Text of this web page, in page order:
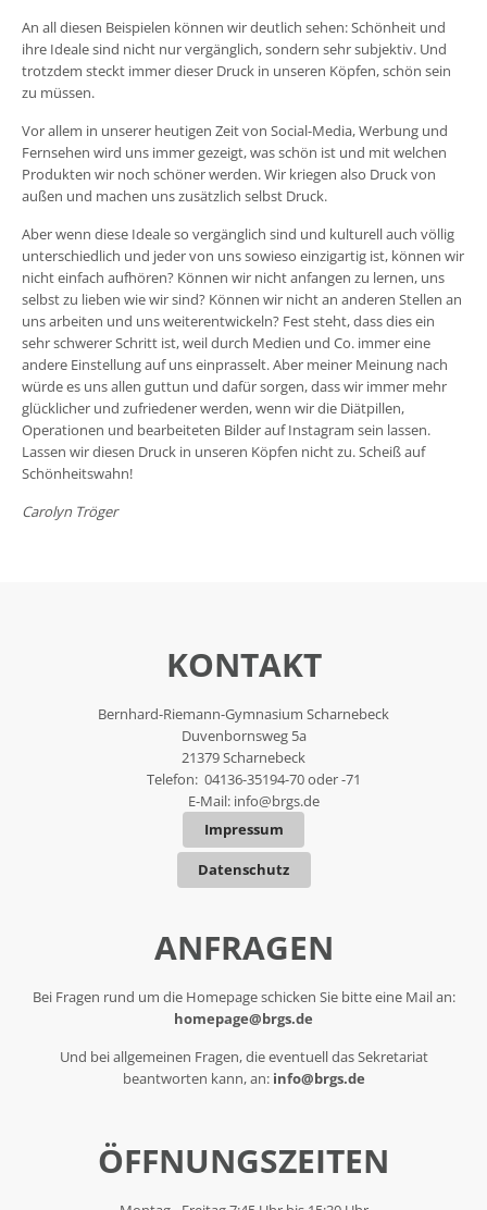
An all diesen Beispielen können wir deutlich sehen: Schönheit und
ihre Ideale sind nicht nur vergänglich, sondern sehr subjektiv. Und
trotzdem steckt immer dieser Druck in unseren Köpfen, schön sein
zu müssen.
Vor allem in unserer heutigen Zeit von Social-Media, Werbung und
Fernsehen wird uns immer gezeigt, was schön ist und mit welchen
Produkten wir noch schöner werden. Wir kriegen also Druck von
außen und machen uns zusätzlich selbst Druck.
Aber wenn diese Ideale so vergänglich sind und kulturell auch völlig
unterschiedlich und jeder von uns sowieso einzigartig ist, können wir
nicht einfach aufhören? Können wir nicht anfangen zu lernen, uns
selbst zu lieben wie wir sind? Können wir nicht an anderen Stellen an
uns arbeiten und uns weiterentwickeln? Fest steht, dass dies ein
sehr schwerer Schritt ist, weil durch Medien und Co. immer eine
andere Einstellung auf uns einprasselt. Aber meiner Meinung nach
würde es uns allen guttun und dafür sorgen, dass wir immer mehr
glücklicher und zufriedener werden, wenn wir die Diätpillen,
Operationen und bearbeiteten Bilder auf Instagram sein lassen.
Lassen wir diesen Druck in unseren Köpfen nicht zu. Scheiß auf
Schönheitswahn!
Carolyn Tröger
KONTAKT
Bernhard-Riemann-Gymnasium Scharnebeck
Duvenbornsweg 5a
21379 Scharnebeck
Telefon: 04136-35194-70 oder -71
E-Mail: info@brgs.de
Impressum
Datenschutz
ANFRAGEN
Bei Fragen rund um die Homepage schicken Sie bitte eine Mail an:
homepage@brgs.de
Und bei allgemeinen Fragen, die eventuell das Sekretariat
beantworten kann, an: info@brgs.de
ÖFFNUNGSZEITEN